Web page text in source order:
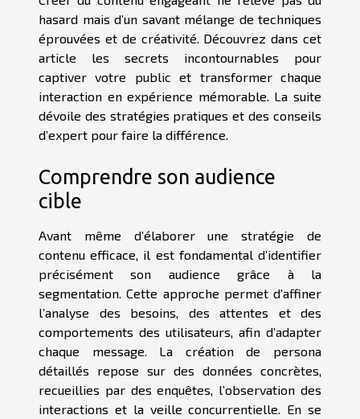
hasard mais d’un savant mélange de techniques
éprouvées et de créativité. Découvrez dans cet
article les secrets incontournables pour
captiver votre public et transformer chaque
interaction en expérience mémorable. La suite
dévoile des stratégies pratiques et des conseils
d’expert pour faire la différence.
Comprendre son audience
cible
Avant même d’élaborer une stratégie de
contenu efficace, il est fondamental d’identifier
précisément son audience grâce à la
segmentation. Cette approche permet d’affiner
l’analyse des besoins, des attentes et des
comportements des utilisateurs, afin d’adapter
chaque message. La création de persona
détaillés repose sur des données concrètes,
recueillies par des enquêtes, l’observation des
interactions et la veille concurrentielle. En se